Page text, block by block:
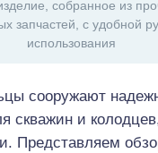
собранное из
запчастей, с удобной
использования
сооружают
скважин и
Представляем